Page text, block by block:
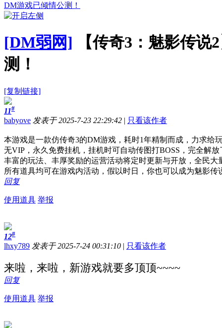
DM游戏已倾情公测！
[DM弱网]
【传奇3：魅影传
测！
[复制链接]
11#
babyove 发表于 2025-7-23 22:29:42 | 只看该作者
本游戏是一款仿传奇3的DM游戏，耗时1年精制而成，力求给
无VIP，永久免费挂机，挂机时可自动传图打BOSS，完全解
丰富的玩法、丰厚奖励的运营活动将定时更新与开放，全民大
所有道具均可在游戏内活动，假以时日，你也可以成为魅影传
回复
使用道具 举报
12#
lhxy789 发表于 2025-7-24 00:31:10 | 只看该作者
来啦，来啦，新游戏就要多顶顶~~~~
回复
使用道具 举报